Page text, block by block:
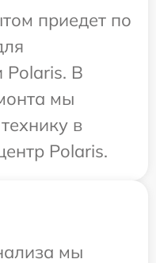
приедет по
Polaris. В
мы
в
Polaris.
мы